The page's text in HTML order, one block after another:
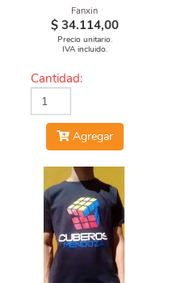
Fanxin
$ 34.114,00
Precio unitario.
IVA incluido.
Cantidad:
Agregar